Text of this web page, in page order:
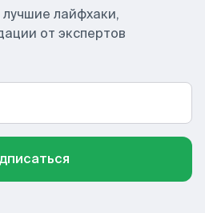
лайфхаки,
от экспертов